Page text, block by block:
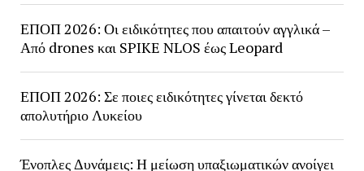
ΕΠΟΠ 2026: Οι ειδικότητες που απαιτούν αγγλικά –
Από drones και SPIKE NLOS έως Leopard
ΕΠΟΠ 2026: Σε ποιες ειδικότητες γίνεται δεκτό
απολυτήριο Λυκείου
Ένοπλες Δυνάμεις: Η μείωση υπαξιωματικών ανοίγει